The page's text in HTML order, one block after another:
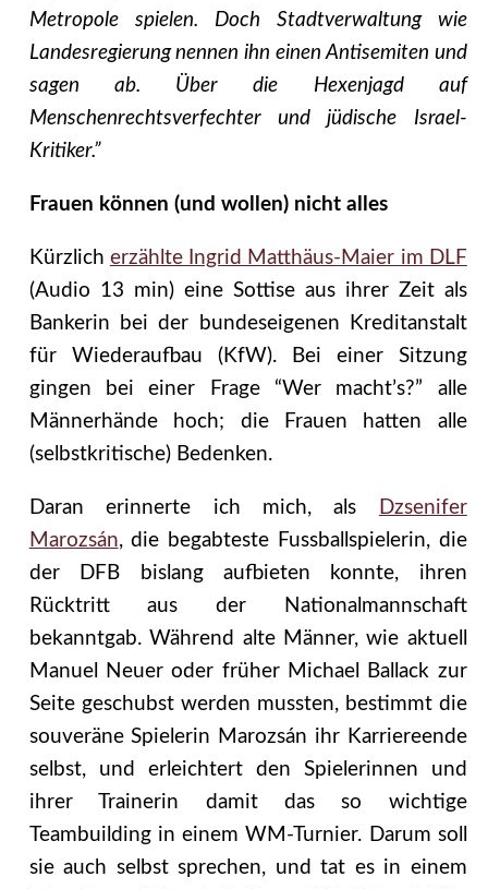
Metropole spielen. Doch Stadtverwaltung wie
Landesregierung nennen ihn einen Antisemiten und
sagen ab. Über die Hexenjagd auf
Menschenrechtsverfechter und jüdische Israel-
Kritiker.”
Frauen können (und wollen) nicht alles
Kürzlich erzählte Ingrid Matthäus-Maier im DLF
(Audio 13 min) eine Sottise aus ihrer Zeit als
Bankerin bei der bundeseigenen Kreditanstalt
für Wiederaufbau (KfW). Bei einer Sitzung
gingen bei einer Frage “Wer macht’s?” alle
Männerhände hoch; die Frauen hatten alle
(selbstkritische) Bedenken.
Daran erinnerte ich mich, als
Dzsenifer
Marozsán, die begabteste Fussballspielerin, die
der DFB bislang aufbieten konnte, ihren
Rücktritt aus der Nationalmannschaft
bekanntgab. Während alte Männer, wie aktuell
Manuel Neuer oder früher Michael Ballack zur
Seite geschubst werden mussten, bestimmt die
souveräne Spielerin Marozsán ihr Karriereende
selbst, und erleichtert den Spielerinnen und
ihrer Trainerin damit das so wichtige
Teambuilding in einem WM-Turnier. Darum soll
sie auch selbst sprechen, und tat es in einem